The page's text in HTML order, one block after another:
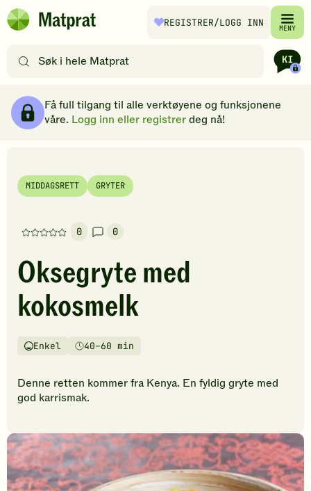
Hopp til hovedinnhold
Matprat
REGISTRER/LOGG INN MENY
etter
filtre
Få full tilgang til alle verktøyene og funksjonene
våre. Logg inn eller registrerdeg nå!
MIDDAGSRETT GRYTER
0
Denne
har
foreløpig
ingen
vurderinger.
den
til
å
vurdere
oppskriften.
0
Oksegryte med
kokosmelk
Vanskelighetsgrad
Enkel
Tilberedningstid40–60 min
Denne retten kommer fra Kenya. En fyldig gryte med
god karrismak.